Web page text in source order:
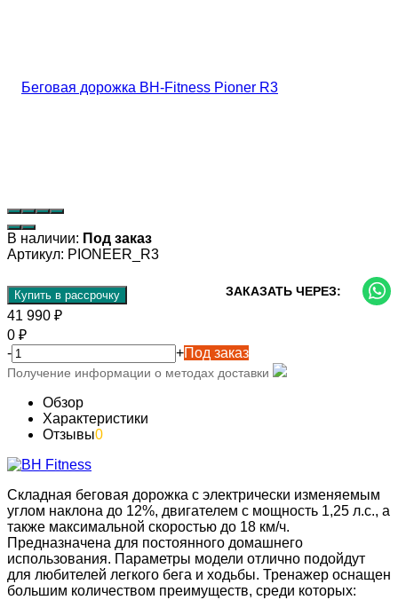
В наличии: Под заказ
Артикул: PIONEER_R3
Купить в рассрочку ЗАКАЗАТЬ ЧЕРЕЗ:
41 990 ₽
0 ₽
-
+Под заказ
Получение информации о методах доставки
Обзор
Характеристики
Отзывы0
Складная беговая дорожка с электрически изменяемым
углом наклона до 12%, двигателем с мощность 1,25 л.с., а
также максимальной скоростью до 18 км/ч.
Предназначена для постоянного домашнего
использования. Параметры модели отлично подойдут
для любителей легкого бега и ходьбы. Тренажер оснащен
большим количеством преимуществ, среди которых: